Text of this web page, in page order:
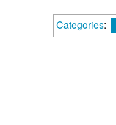
Categories: